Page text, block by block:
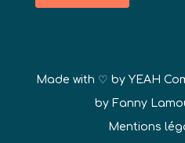
Made with ♡ byYEAH
by Fanny
Mentions